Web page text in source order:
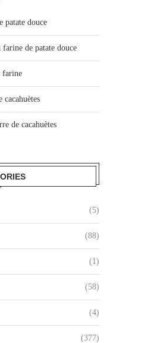
patate douce
farine de patate douce
farine
de cacahuètes
(5)
(88)
(1)
(58)
(4)
(377)